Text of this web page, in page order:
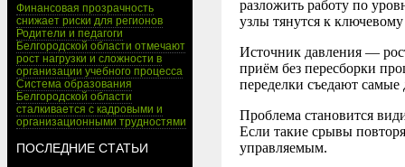
Финансовая прозрачность
снижает риски для регионов
Родители и педагоги
Белгородской области отмечают
рост нагрузки и сложности в
организации учебного процесса
Система образования
Белгородской области
сталкивается с кадровыми и
организационными трудностями
ПОСЛЕДНИЕ СТАТЬИ
разложить работу по
узлы тянутся к ключевому
Источник давления —
приём без пересборки
переделки съедают самые
Проблема становится
Если такие срывы
управляемым.